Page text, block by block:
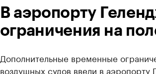
В аэропорту
ограничения на
Дополнительные временные
воздушных судов ввели в